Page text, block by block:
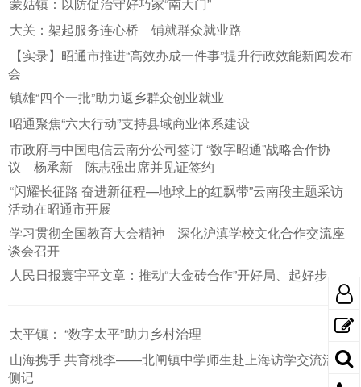
大关：架起服务连心桥 铺就群众就业路
【实录】昭通市推进“高效办成一件事”提升行政效能新闻发布
会
镇雄“四个一批”助力返乡群众创业就业
昭通聚焦“六大行动”支持县域商业体系建设
市政府与中国电信云南分公司签订 “数字昭通”战略合作协
议 杨承新 陈志强出席并见证签约
“闪耀长征路 奋进新征程—地球上的红飘带”云南段主题采访
活动在昭通市开展
学习贯彻全国教育大会精神 深化沪滇学校文化合作交流座
谈会召开
人民日报寰宇平文章：推动“大金砖合作”开好局、起好步
太平镇： “数字太平”助力乡村治理
山海携手 共育桃李——北闸镇中学师生赴上海访学交流活动
侧记